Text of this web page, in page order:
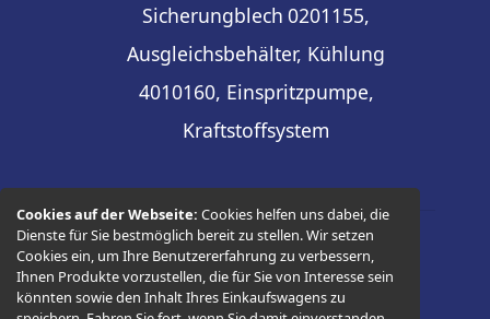
Cookies auf der Webseite:Cookies helfen uns dabei, die
Dienste für Sie bestmöglich bereit zu stellen. Wir setzen
Cookies ein, um Ihre Benutzererfahrung zu verbessern,
Ihnen Produkte vorzustellen, die für Sie von Interesse sein
könnten sowie den Inhalt Ihres Einkaufswagens zu
Sicherungblech 0201155,
Ausgleichsbehälter, Kühlung
4010160, Einspritzpumpe,
Kraftstoffsystem
© 2026 -Thüringer Ersatzteilhandel